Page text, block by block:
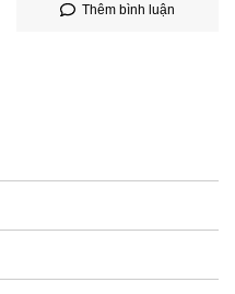
nhiều thiết kế
đẹp, bền, đa dạng mà
thiết kế của công
Thêm bình luận